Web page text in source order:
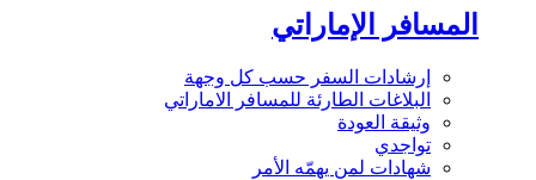
المسافر الإماراتي
إرشادات السفر حسب كل وجهة
البلاغات الطارئة للمسافر الاماراتي
وثيقة العودة
تواجدي
شهادات لمن يهمّه الأمر